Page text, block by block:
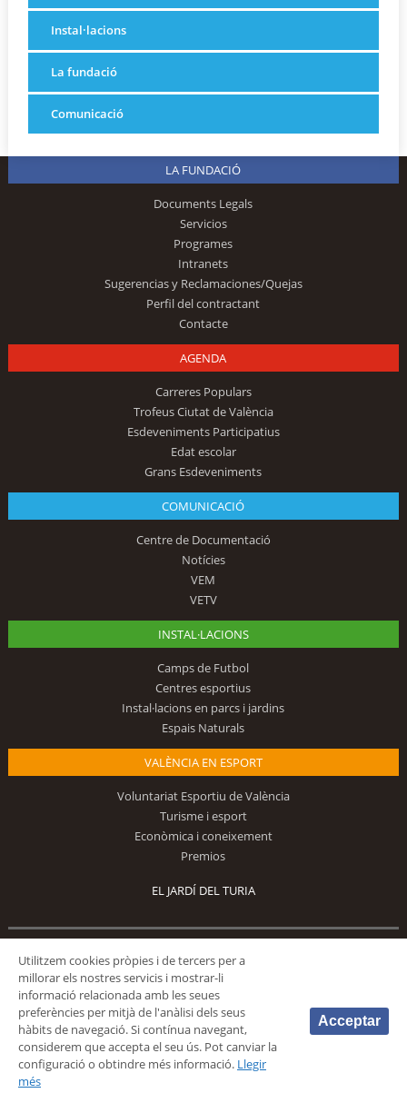
Instal·lacions
La fundació
Comunicació
LA FUNDACIÓ
Documents Legals
Servicios
Programes
Intranets
Sugerencias y Reclamaciones/Quejas
Perfil del contractant
Contacte
AGENDA
Carreres Populars
Trofeus Ciutat de València
Esdeveniments Participatius
Edat escolar
Grans Esdeveniments
COMUNICACIÓ
Centre de Documentació
Notícies
VEM
VETV
INSTAL·LACIONS
Camps de Futbol
Centres esportius
Instal·lacions en parcs i jardins
Espais Naturals
VALÈNCIA EN ESPORT
Voluntariat Esportiu de València
Turisme i esport
Econòmica i coneixement
Premios
EL JARDÍ DEL TURIA
© 2026 Fundación Deportiva Municipal Valencia |AVÍS LEGAL
Utilitzem cookies pròpies i de tercers per a
millorar els nostres servicis i mostrar-li
informació relacionada amb les seues
preferències per mitjà de l'anàlisi dels seus
hàbits de navegació. Si contínua navegant,
considerem que accepta el seu ús. Pot canviar la
configuració o obtindre més informació. Llegir
més
Acceptar